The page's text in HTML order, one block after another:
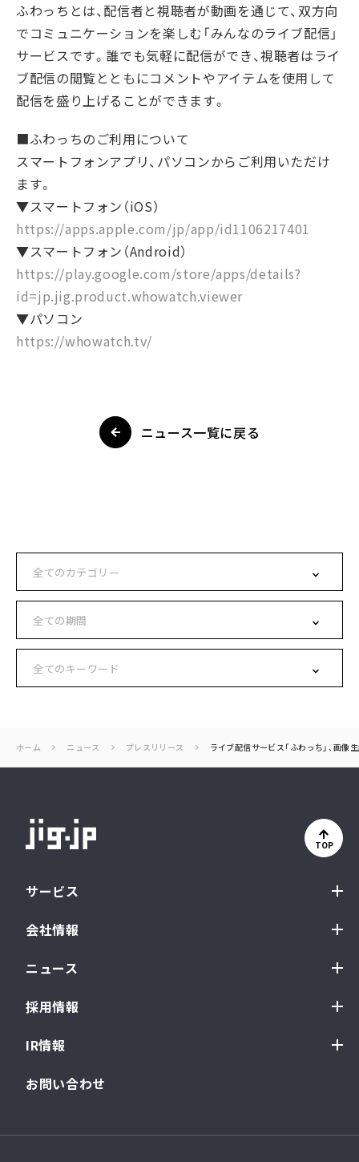
ふわっちとは、配信者と視聴者が動画を通じて、双方向
でコミュニケーションを楽しむ「みんなのライブ配信」
サービスです。誰でも気軽に配信ができ、視聴者はライ
ブ配信の閲覧とともにコメントやアイテムを使用して
配信を盛り上げることができます。
■ふわっちのご利用について
スマートフォンアプリ、パソコンからご利用いただけ
ます。
▼スマートフォン（iOS）
https://apps.apple.com/jp/app/id1106217401
▼スマートフォン（Android）
https://play.google.com/store/apps/details?
id=jp.jig.product.whowatch.viewer
▼パソコン
https://whowatch.tv/
ニュース一覧に戻る
ホーム ニュース プレスリリース ライブ配信サービス「ふわっち」、画
サービス
会社情報
ニュース
採用情報
IR情報
お問い合わせ
TOP